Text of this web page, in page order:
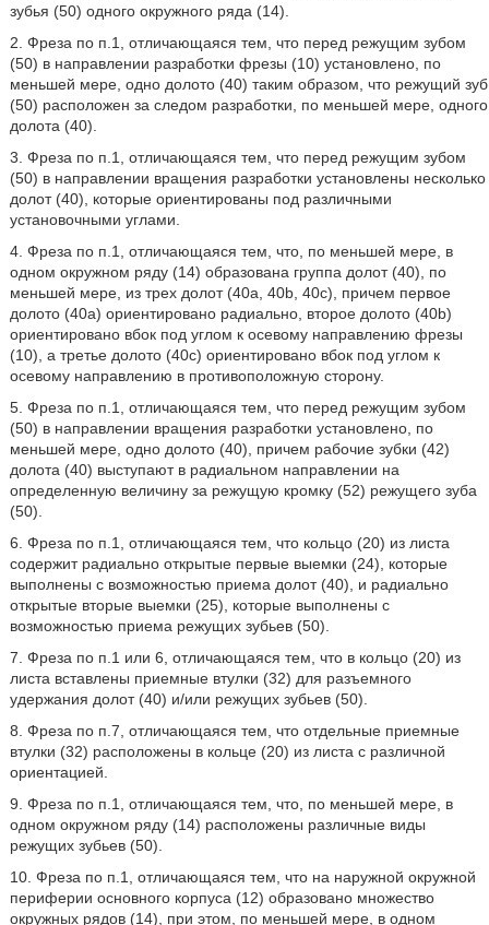
зубья (50) одного окружного ряда (14).
2. Фреза по п.1, отличающаяся тем, что перед режущим зубом
(50) в направлении разработки фрезы (10) установлено, по
меньшей мере, одно долото (40) таким образом, что режущий зуб
(50) расположен за следом разработки, по меньшей мере, одного
долота (40).
3. Фреза по п.1, отличающаяся тем, что перед режущим зубом
(50) в направлении вращения разработки установлены несколько
долот (40), которые ориентированы под различными
установочными углами.
4. Фреза по п.1, отличающаяся тем, что, по меньшей мере, в
одном окружном ряду (14) образована группа долот (40), по
меньшей мере, из трех долот (40a, 40b, 40c), причем первое
долото (40a) ориентировано радиально, второе долото (40b)
ориентировано вбок под углом к осевому направлению фрезы
(10), а третье долото (40c) ориентировано вбок под углом к
осевому направлению в противоположную сторону.
5. Фреза по п.1, отличающаяся тем, что перед режущим зубом
(50) в направлении вращения разработки установлено, по
меньшей мере, одно долото (40), причем рабочие зубки (42)
долота (40) выступают в радиальном направлении на
определенную величину за режущую кромку (52) режущего зуба
(50).
6. Фреза по п.1, отличающаяся тем, что кольцо (20) из листа
содержит радиально открытые первые выемки (24), которые
выполнены с возможностью приема долот (40), и радиально
открытые вторые выемки (25), которые выполнены с
возможностью приема режущих зубьев (50).
7. Фреза по п.1 или 6, отличающаяся тем, что в кольцо (20) из
листа вставлены приемные втулки (32) для разъемного
удержания долот (40) и/или режущих зубьев (50).
8. Фреза по п.7, отличающаяся тем, что отдельные приемные
втулки (32) расположены в кольце (20) из листа с различной
ориентацией.
9. Фреза по п.1, отличающаяся тем, что, по меньшей мере, в
одном окружном ряду (14) расположены различные виды
режущих зубьев (50).
10. Фреза по п.1, отличающаяся тем, что на наружной окружной
периферии основного корпуса (12) образовано множество
окружных рядов (14), при этом, по меньшей мере, в одном